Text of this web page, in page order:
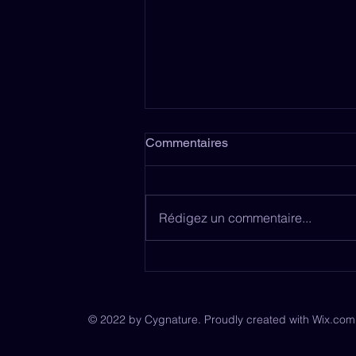
Identité visuelle
Commentaires
Rédigez un commentaire...
© 2022 by Cygnature. Proudly created with Wix.com